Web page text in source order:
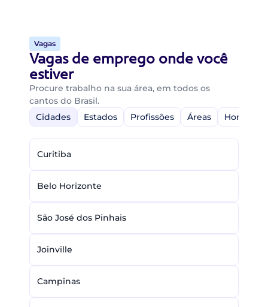
Vagas
Vagas de emprego onde você
estiver
Procure trabalho na sua área, em todos os
cantos do Brasil.
Cidades
Estados Profissões Áreas Home-
Curitiba
Belo Horizonte
São José dos Pinhais
Joinville
Campinas